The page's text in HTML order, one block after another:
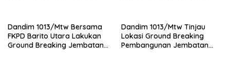
Dandim 1013/Mtw Bersama
FKPD Barito Utara Lakukan
Ground Breaking Jembatan
Dandim 1013/Mtw Tinjau
Lokasi Ground Breaking
Pembangunan Jembatan